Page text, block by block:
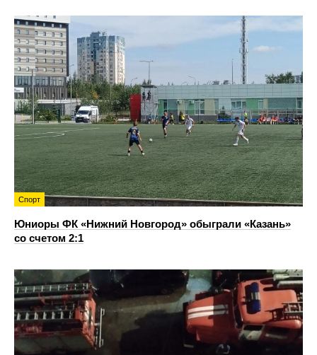
Спорт
Юниоры ФК «Нижний Новгород» обыграли «Казань»
со счетом 2:1